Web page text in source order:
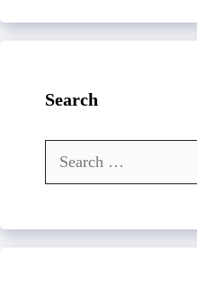
Search
Search
for: